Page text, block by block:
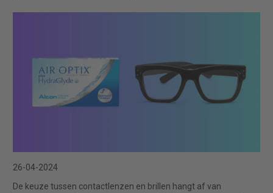
26-04-2024
De keuze tussen contactlenzen en brillen hangt af van